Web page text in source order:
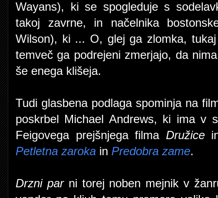
Wayans), ki se spogleduje s
takoj zavrne, in načelnika
Wilson), ki ... O, glej ga zlomka,
temveč ga podrejeni zmerjajo, da
še enega klišeja.
Tudi glasbena podlaga spominja na
poskrbel Michael Andrews, ki ima v
Feigovega prejšnjega filma Družice
Petletna zaroka in Predobra zame.
Drzni parni torej noben mejnik v